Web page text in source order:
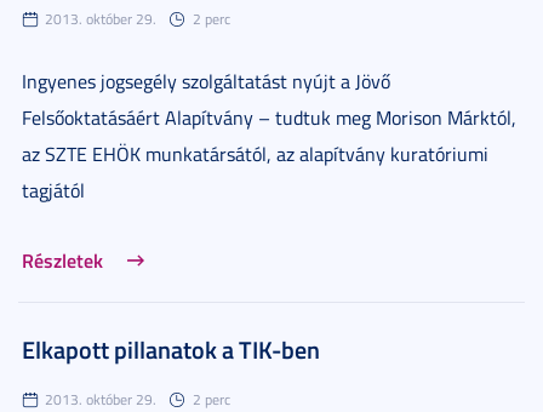
2013. október 29. 2 perc
Ingyenes jogsegély szolgáltatást nyújt a Jövő
Felsőoktatásáért Alapítvány – tudtuk meg Morison Márktól,
az SZTE EHÖK munkatársától, az alapítvány kuratóriumi
tagjától
Részletek
Elkapott pillanatok a TIK-ben
2013. október 29. 2 perc